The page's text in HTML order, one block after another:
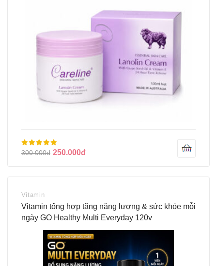
300.000đ 250.000đ
Vitamin
Vitamin tổng hợp tăng năng lượng & sức khỏe mỗi
ngày GO Healthy Multi Everyday 120v